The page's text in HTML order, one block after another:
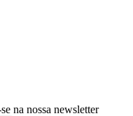
na nossa newsletter